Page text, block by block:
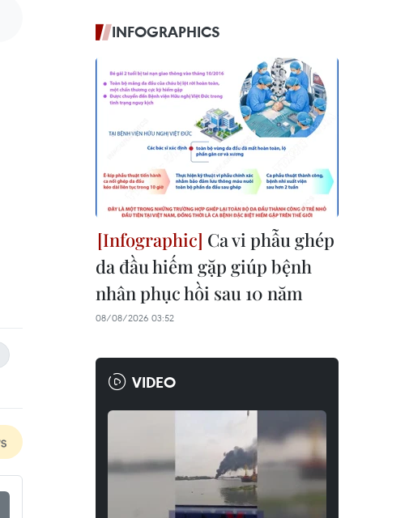
INFOGRAPHICS
Ca vi phẫu ghép
da đầu hiếm gặp giúp bệnh
nhân phục hồi sau 10 năm
08/08/2026 03:52
VIDEO